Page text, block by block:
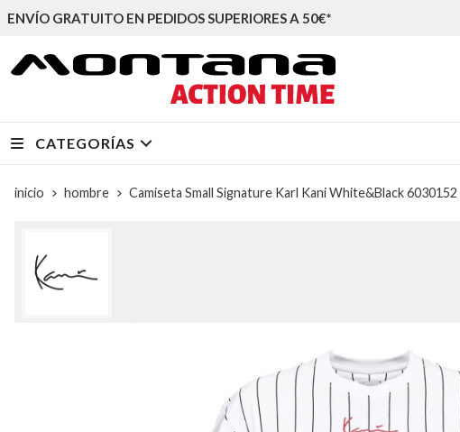
ENVÍO GRATUITO EN PEDIDOS SUPERIORES A 50€*
CATEGORÍAS
inicio hombre Camiseta Small Signature Karl Kani White&Black 6030152